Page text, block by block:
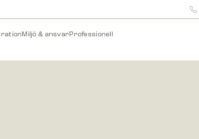
Miljö & ansvarProfessionell